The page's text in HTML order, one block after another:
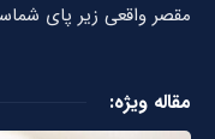
مقصر واقعی زیر پای
مقاله ویژه: